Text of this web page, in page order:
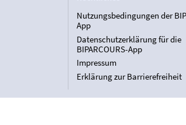
Nutzungsbedingungen der
App
Datenschutzerklärung für die
BIPARCOURS-App
Impressum
Erklärung zur Barrierefreiheit